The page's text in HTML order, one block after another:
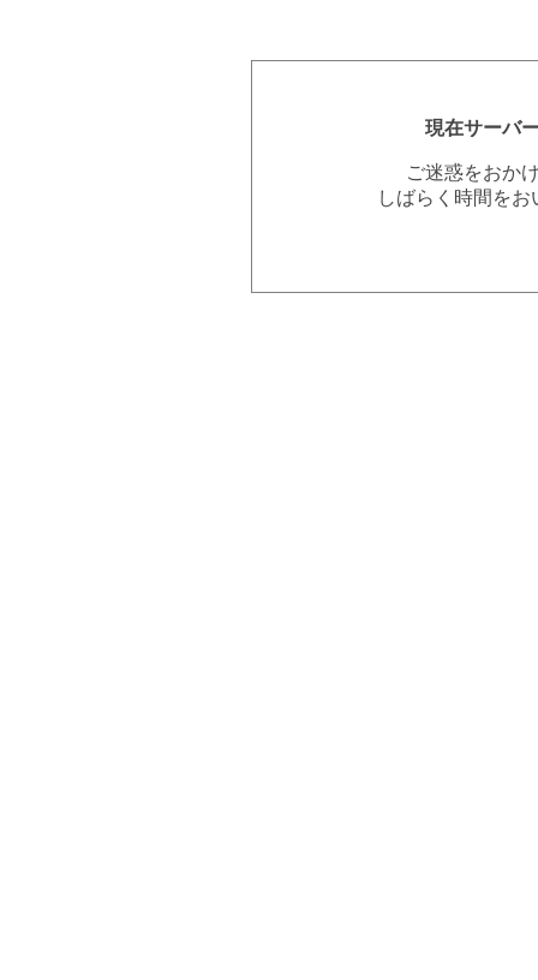
現在サーバ
ご迷惑をおか
しばらく時間を